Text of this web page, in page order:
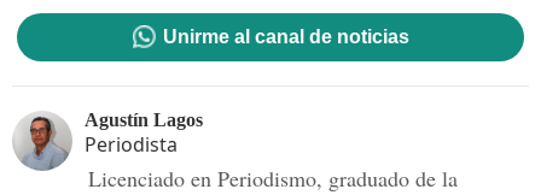
Unirme al canal de noticias
Agustín Lagos
Periodista
Licenciado en Periodismo, graduado de la